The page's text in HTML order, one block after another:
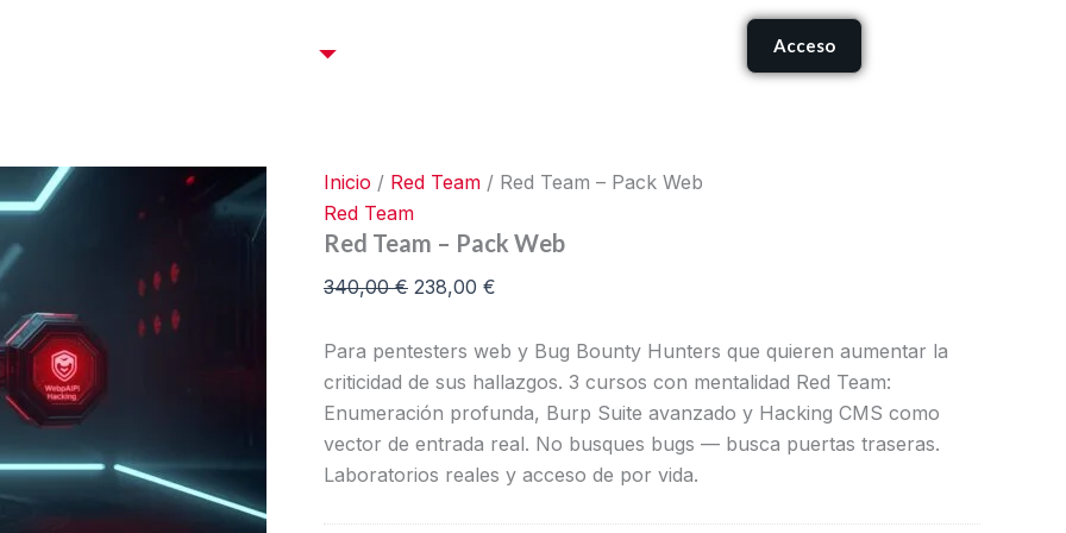
Acceso
Inicio / Red Team / Red Team – Pack Web
Red Team
Red Team – Pack Web
340,00€ 238,00 €
Para pentesters web y Bug Bounty Hunters que quieren aumentar la
criticidad de sus hallazgos. 3 cursos con mentalidad Red Team:
Enumeración profunda, Burp Suite avanzado y Hacking CMS como
vector de entrada real. No busques bugs — busca puertas traseras.
Laboratorios reales y acceso de por vida.